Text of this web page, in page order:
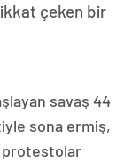
çeken bir
savaş 44
sona ermiş,
protestolar